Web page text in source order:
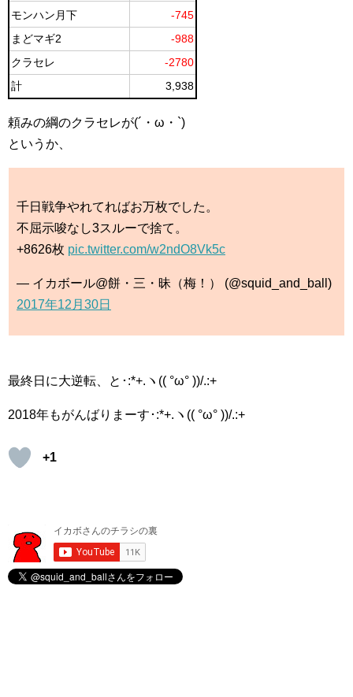
モンハン月下
-745
まどマギ2
-988
クラセレ
-2780
計
3,938
頼みの綱のクラセレが(´・ω・`)
というか、
千日戦争やれてればお万枚でした。
不屈示唆なし3スルーで捨て。
+8626枚 pic.twitter.com/w2ndO8Vk5c
— イカボール@餅・三・昧（梅！） (@squid_and_ball)
2017年12月30日
最終日に大逆転、と･:*+.ヽ(( °ω° ))/.:+
2018年もがんばりまーす･:*+.ヽ(( °ω° ))/.:+
+1